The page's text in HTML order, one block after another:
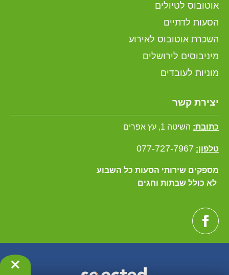
אוטובוס לטיולים
הסעות לדתיים
השכרת אוטובוס לאירוע
מיניבוסים לירושלים
מוניות לעובדים
יצירת קשר
כתובת: השיטה 1, עץ אפרים
טלפון: 077-727-7967
מספקים שירותי הסעות כל השבוע
לא כולל שבתות וחגים